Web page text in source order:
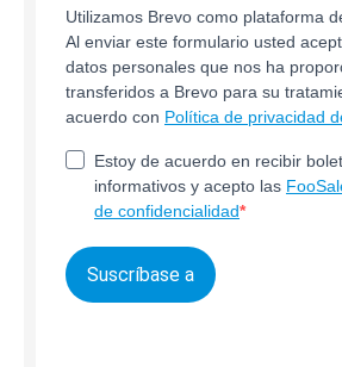
Utilizamos Brevo como plataforma
Al enviar este formulario usted
datos personales que nos ha
transferidos a Brevo para su
acuerdo con Política de privacidad
Estoy de acuerdo en recibir
informativos y acepto las
de confidencialidad
Suscríbase a